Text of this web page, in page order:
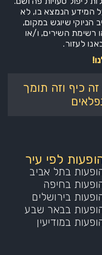
המידע הנמצא בו, לא
הניוקי שיוגש במקום,
רשימת השירים, ו/או
לעזור.
כיף וזה תומך
לפי עיר
בתל אביב
בחיפה
בירושלים
בבאר שבע
במודיעין